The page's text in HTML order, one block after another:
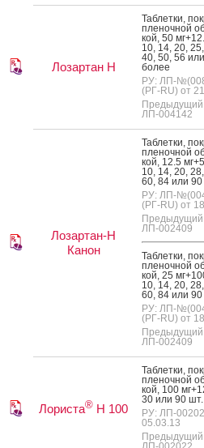
Лозартан Н
Таб­летки,
пле­ноч­ной
кой, 50
10, 14, 20,
40, 50, 56
бо­лее
РУ: ЛП-
(РГ-RU) от
ЛП-004142
Лозартан-Н
Канон
Таб­летки,
пле­ноч­ной
кой, 12.5
10, 14, 20,
60, 84 или 90
РУ: ЛП-
(РГ-RU) от
ЛП-002409
Таб­летки,
пле­ноч­ной
кой, 25
10, 14, 20,
60, 84 или 90
РУ: ЛП-
(РГ-RU) от
ЛП-002409
Лориста® H 100
Таб­летки,
пле­ноч­ной
кой, 100
30 или 90 шт.
РУ: ЛП-
05.03.13